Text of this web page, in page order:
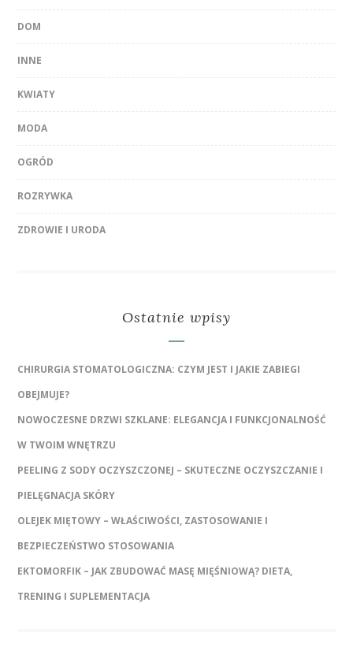
DOM
INNE
KWIATY
MODA
OGRÓD
ROZRYWKA
ZDROWIE I URODA
Ostatnie wpisy
CHIRURGIA STOMATOLOGICZNA: CZYM JEST I JAKIE ZABIEGI
OBEJMUJE?
NOWOCZESNE DRZWI SZKLANE: ELEGANCJA I FUNKCJONALNOŚĆ
W TWOIM WNĘTRZU
PEELING Z SODY OCZYSZCZONEJ – SKUTECZNE OCZYSZCZANIE I
PIELĘGNACJA SKÓRY
OLEJEK MIĘTOWY – WŁAŚCIWOŚCI, ZASTOSOWANIE I
BEZPIECZEŃSTWO STOSOWANIA
EKTOMORFIK – JAK ZBUDOWAĆ MASĘ MIĘŚNIOWĄ? DIETA,
TRENING I SUPLEMENTACJA